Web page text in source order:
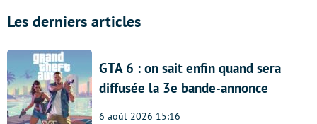
Les derniers articles
GTA 6 : on sait enfin quand sera
diffusée la 3e bande-annonce
6 août 2026 15:16